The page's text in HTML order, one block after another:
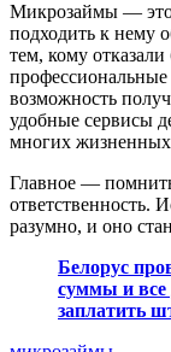
Микрозаймы — это
подходить к нему
тем, кому
возможность
удобные сервисы
многих
Главное —
ответственность.
разумно, и оно
Белорус
суммы и все
заплатить